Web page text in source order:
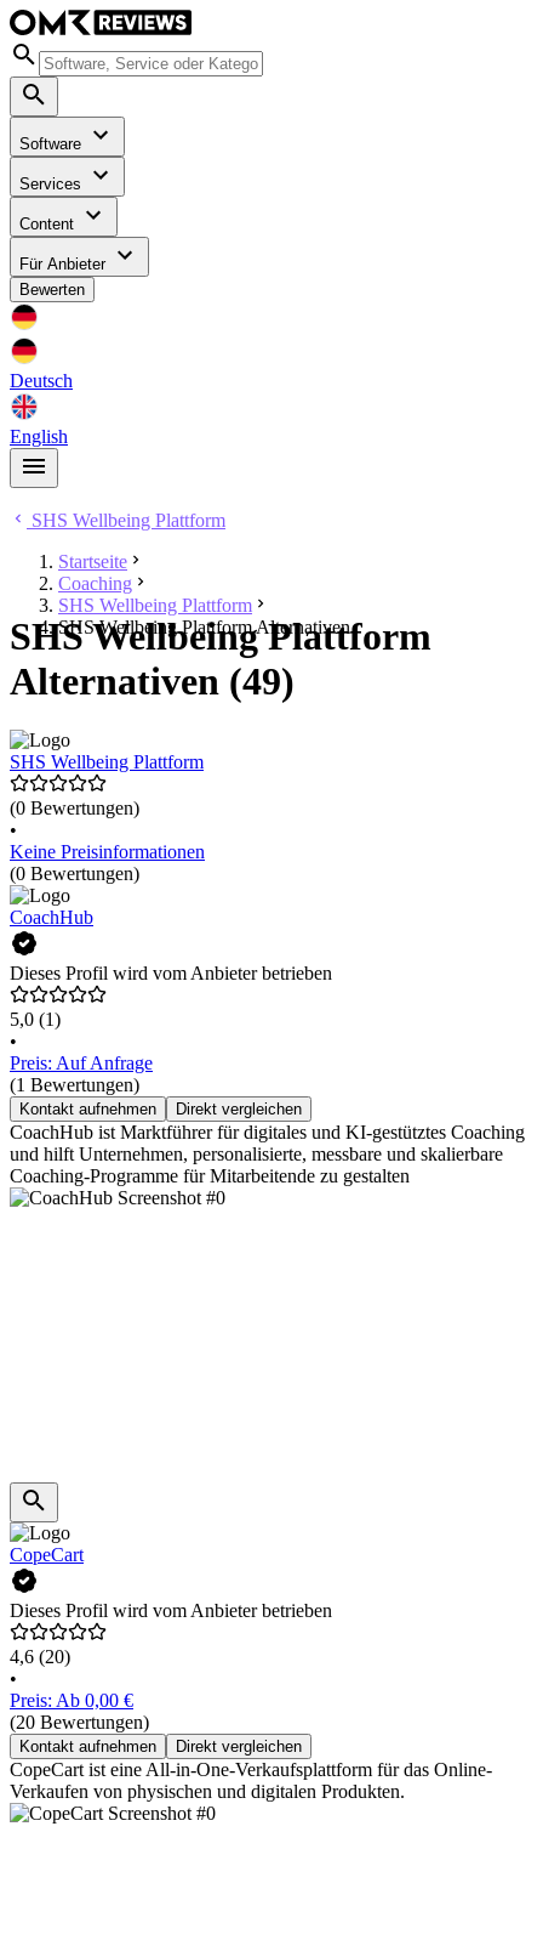
Software
Services
Content
Für Anbieter
Bewerten
Deutsch
English
SHS Wellbeing Plattform
Startseite
Coaching
SHS Wellbeing Plattform
SHS Wellbeing Plattform Alternativen
SHS Wellbeing Plattform
Alternativen (49)
SHS Wellbeing Plattform
(0 Bewertungen)
•
Keine Preisinformationen
(0 Bewertungen)
CoachHub
Dieses Profil wird vom Anbieter betrieben
5,0 (1)
•
Preis: Auf Anfrage
(1 Bewertungen)
Kontakt aufnehmen Direkt vergleichen
CoachHub ist Marktführer für digitales und KI-gestütztes Coaching
und hilft Unternehmen, personalisierte, messbare und skalierbare
Coaching-Programme für Mitarbeitende zu gestalten
CopeCart
Dieses Profil wird vom Anbieter betrieben
4,6 (20)
•
Preis: Ab 0,00 €
(20 Bewertungen)
Kontakt aufnehmen Direkt vergleichen
CopeCart ist eine All-in-One-Verkaufsplattform für das Online-
Verkaufen von physischen und digitalen Produkten.